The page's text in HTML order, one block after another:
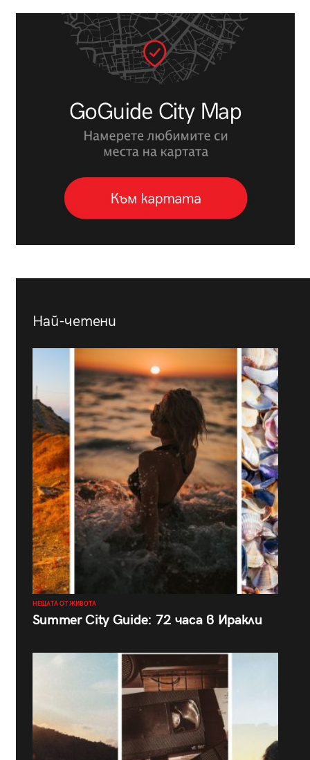
Най-четени
НЕЩАТА ОТ ЖИВОТА
Summer City Guide: 72 часа в Иракли